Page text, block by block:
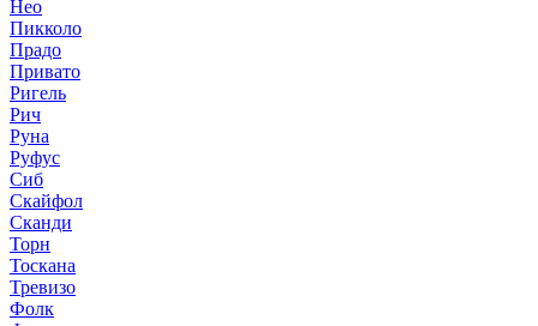
Нео
Пикколо
Прадо
Привато
Ригель
Рич
Руна
Руфус
Сиб
Скайфол
Сканди
Торн
Тоскана
Тревизо
Фолк